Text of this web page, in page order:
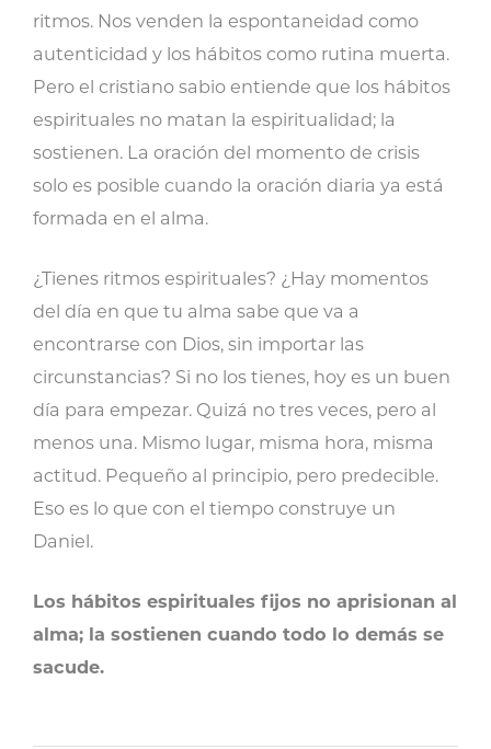
ritmos. Nos venden la espontaneidad como
autenticidad y los hábitos como rutina muerta.
Pero el cristiano sabio entiende que los hábitos
espirituales no matan la espiritualidad; la
sostienen. La oración del momento de crisis
solo es posible cuando la oración diaria ya está
formada en el alma.
¿Tienes ritmos espirituales? ¿Hay momentos
del día en que tu alma sabe que va a
encontrarse con Dios, sin importar las
circunstancias? Si no los tienes, hoy es un buen
día para empezar. Quizá no tres veces, pero al
menos una. Mismo lugar, misma hora, misma
actitud. Pequeño al principio, pero predecible.
Eso es lo que con el tiempo construye un
Daniel.
Los hábitos espirituales fijos no aprisionan al
alma; la sostienen cuando todo lo demás se
sacude.